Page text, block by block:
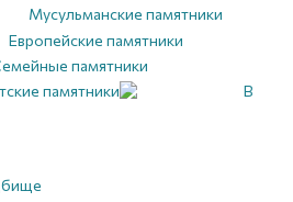
Мусульманские памятники
Европейские памятники
памятники
памятники
В